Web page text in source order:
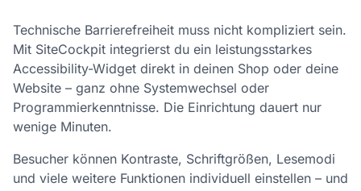
Technische Barrierefreiheit muss nicht kompliziert sein.
Mit SiteCockpit integrierst du ein leistungsstarkes
Accessibility-Widget direkt in deinen Shop oder deine
Website – ganz ohne Systemwechsel oder
Programmierkenntnisse. Die Einrichtung dauert nur
wenige Minuten.
Besucher können Kontraste, Schriftgrößen, Lesemodi
und viele weitere Funktionen individuell einstellen – und